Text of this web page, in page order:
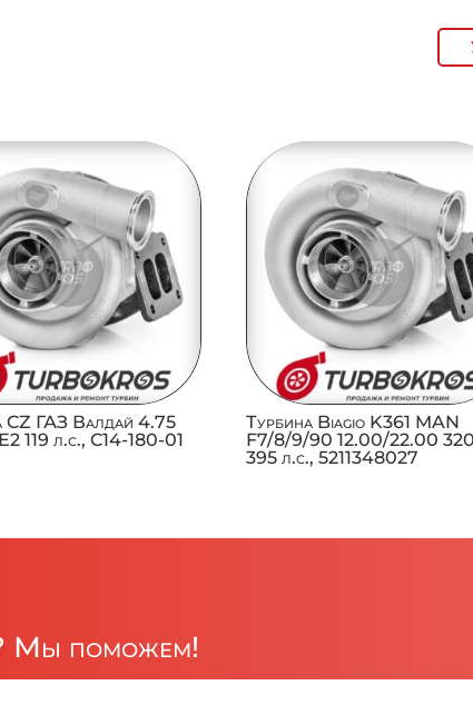
CZ ГАЗ Валдай 4.75
119 л.с., C14-180-01
Турбина Biagio K361 MAN
F7/8/9/90 12.00/22.00
395 л.с., 5211348027
Мы поможем!